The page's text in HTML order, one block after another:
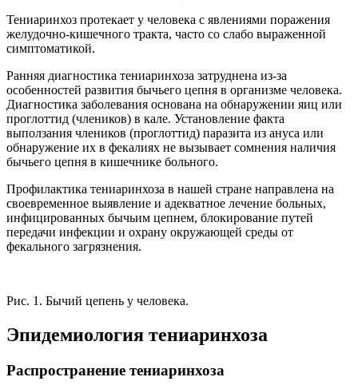
Тениаринхоз протекает у человека с явлениями поражения
желудочно-кишечного тракта, часто со слабо выраженной
симптоматикой.
Ранняя диагностика тениаринхоза затруднена из-за
особенностей развития бычьего цепня в организме человека.
Диагностика заболевания основана на обнаружении яиц или
проглоттид (члеников) в кале. Установление факта
выползания члеников (проглоттид) паразита из ануса или
обнаружение их в фекалиях не вызывает сомнения наличия
бычьего цепня в кишечнике больного.
Профилактика тениаринхоза в нашей стране направлена на
своевременное выявление и адекватное лечение больных,
инфицированных бычьим цепнем, блокирование путей
передачи инфекции и охрану окружающей среды от
фекального загрязнения.
Рис. 1. Бычий цепень у человека.
Эпидемиология тениаринхоза
Распространение тениаринхоза